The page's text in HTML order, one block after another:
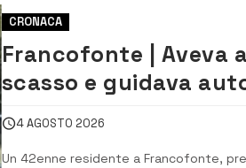
CRONACA
Francofonte | Aveva
scasso e guidava
matricola abrasa:
Scordia
4 AGOSTO 2026
Un 42enne residente a Francofonte,